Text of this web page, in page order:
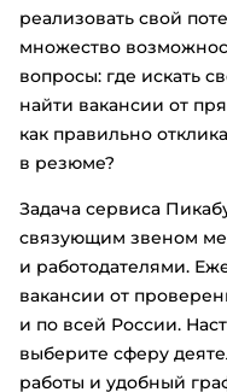
реализовать свой
множество
вопросы: где искать
найти вакансии от
как правильно
в резюме?
Задача сервиса
связующим звеном
и работодателями.
вакансии от
и по всей России.
выберите сферу
работы и удобный